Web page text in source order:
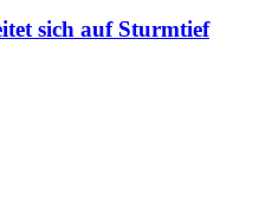
sich auf Sturmtief